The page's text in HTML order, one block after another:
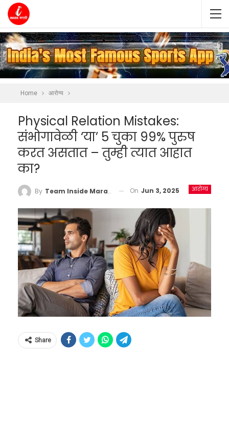
Home आरोग्य
Physical Relation Mistakes:
संभोगावेळी ‘या’ 5 चुका 99% पुरुष
करत असतात – तुम्ही त्यात आहात
का?
आरोग्य
By Team Inside Marathi On Jun 3, 2025
Share